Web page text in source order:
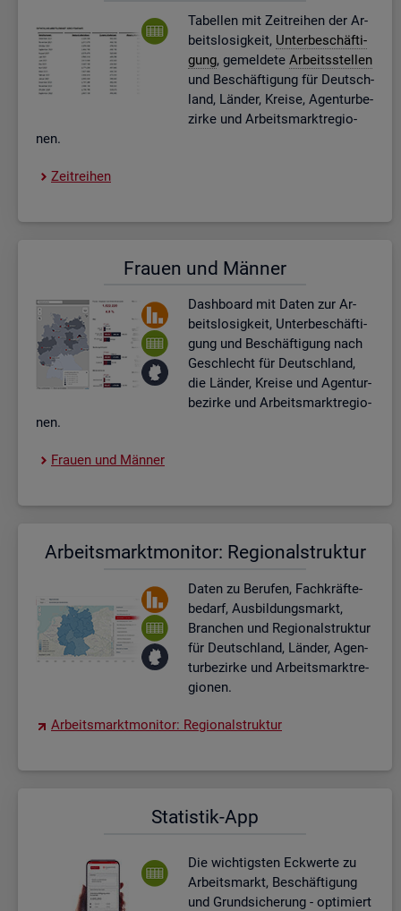
Ta­bel­len mit Zeit­rei­hen der Ar­
beits­lo­sig­keit, Un­ter­be­schäf­ti­
gung, ge­mel­de­te Ar­beits­stel­len
und Be­schäf­ti­gung für Deutsch­
land, Län­der, Krei­se, Agen­tur­be­
zir­ke und Ar­beits­markt­re­gio­
nen.
Zeit­rei­hen
Frau­en und Män­ner
Dash­board mit Daten zur Ar­
beits­lo­sig­keit, Un­ter­be­schäf­ti­
gung und Be­schäf­ti­gung nach
Ge­schlecht für Deutsch­land,
die Län­der, Krei­se und Agen­tur­
be­zir­ke und Ar­beits­markt­re­gio­
nen.
Frau­en und Män­ner
Ar­beits­markt­mo­ni­tor: Re­gio­nal­struk­tur
Daten zu Be­ru­fen, Fach­kräf­te­
be­darf, Aus­bil­dungs­markt,
Bran­chen und Re­gio­nal­struk­tur
für Deutsch­land, Län­der, Agen­
tur­be­zir­ke und Ar­beits­markt­re­
gio­nen.
Ar­beits­markt­mo­ni­tor: Re­gio­nal­struk­tur
Sta­tis­tik-App
Die wich­tigs­ten Eck­wer­te zu
Ar­beits­markt, Be­schäf­ti­gung
und Grund­si­che­rung - op­ti­miert